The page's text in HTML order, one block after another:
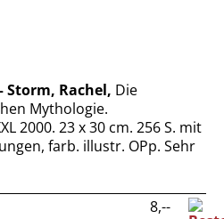
Storm, Rachel, Die
Mythologie.
2000. 23 x 30 cm. 256 S. mit
farb. illustr. OPp. Sehr
8,--